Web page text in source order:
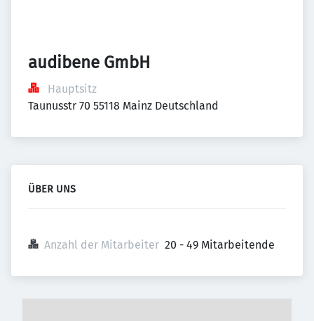
audibene GmbH
Hauptsitz
Taunusstr 70 55118 Mainz Deutschland
ÜBER UNS
Anzahl der Mitarbeiter 20 - 49 Mitarbeitende